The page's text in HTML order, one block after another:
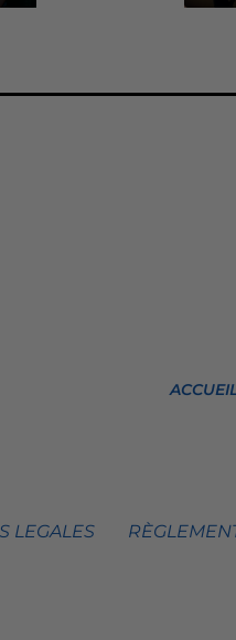
LEGALES